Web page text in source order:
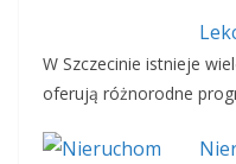
W Szczecinie istnieje
oferują różnorodne